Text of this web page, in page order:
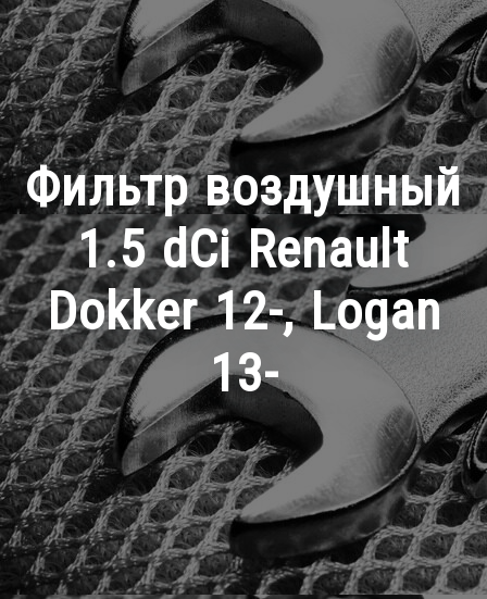
Фильтр воздушный
1.5 dCi Renault
Dokker 12-, Logan
13-